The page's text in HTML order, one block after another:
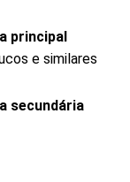
principal
e similares
secundária